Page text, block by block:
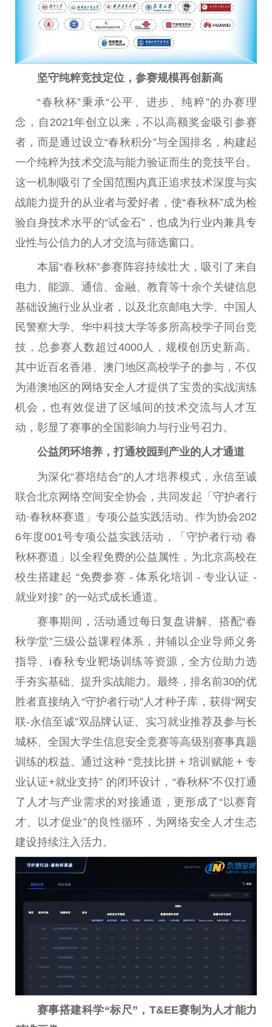
坚守纯粹竞技定位，参赛规模再创新高
“春秋杯”秉承“公平、进步、纯粹”的办赛理
念，自2021年创立以来，不以高额奖金吸引参赛
者，而是通过设立“春秋积分”与全国排名，构建起
一个纯粹为技术交流与能力验证而生的竞技平台。
这一机制吸引了全国范围内真正追求技术深度与实
战能力提升的从业者与爱好者，使“春秋杯”成为检
验自身技术水平的“试金石”，也成为行业内兼具专
业性与公信力的人才交流与筛选窗口。
本届“春秋杯”参赛阵容持续壮大，吸引了来自
电力、能源、通信、金融、教育等十余个关键信息
基础设施行业从业者，以及北京邮电大学、中国人
民警察大学、华中科技大学等多所高校学子同台竞
技，总参赛人数超过4000人，规模创历史新高。
其中近百名香港、澳门地区高校学子的参与，不仅
为港澳地区的网络安全人才提供了宝贵的实战演练
机会，也有效促进了区域间的技术交流与人才互
动，彰显了赛事的全国影响力与行业号召力。
公益闭环培养，打通校园到产业的人才通道
为深化“赛培结合”的人才培养模式，永信至诚
联合北京网络空间安全协会，共同发起「守护者行
动·春秋杯赛道」专项公益实践活动。作为协会202
6年度001号专项公益实践活动，「守护者行动 春
秋杯赛道」以全程免费的公益属性，为北京高校在
校生搭建起 “免费参赛 - 体系化培训 - 专业认证 -
就业对接” 的一站式成长通道。
赛事期间，活动通过每日复盘讲解、搭配“春
秋学堂”三级公益课程体系，并辅以企业导师义务
指导、i春秋专业靶场训练等资源，全方位助力选
手夯实基础、提升实战能力。最终，排名前30的优
胜者直接纳入“守护者行动”人才种子库，获得“网安
联-永信至诚”双品牌认证、实习就业推荐及参与长
城杯、全国大学生信息安全竞赛等高级别赛事真题
训练的权益。通过这种 “竞技比拼 + 培训赋能 + 专
业认证+就业支持” 的闭环设计，“春秋杯”不仅打通
了人才与产业需求的对接通道，更形成了“以赛育
才、以才促业”的良性循环，为网络安全人才生态
建设持续注入活力。
赛事搭建科学“标尺” ， T&EE赛制为人才能力